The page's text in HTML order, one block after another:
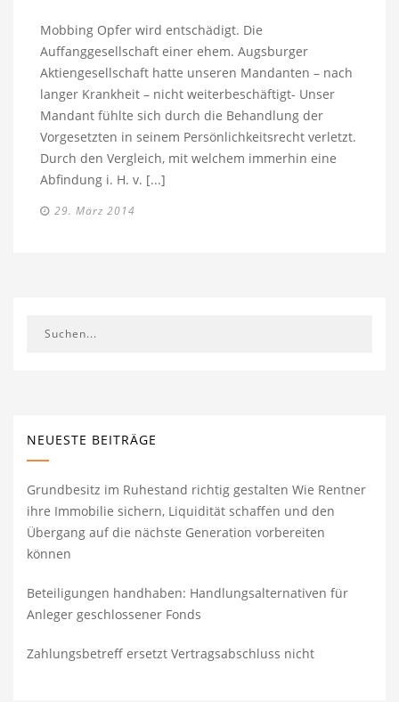
Mobbing Opfer wird entschädigt. Die
Auffanggesellschaft einer ehem. Augsburger
Aktiengesellschaft hatte unseren Mandanten – nach
langer Krankheit – nicht weiterbeschäftigt- Unser
Mandant fühlte sich durch die Behandlung der
Vorgesetzten in seinem Persönlichkeitsrecht verletzt.
Durch den Vergleich, mit welchem immerhin eine
Abfindung i. H. v. [...]
29. März 2014
NEUESTE BEITRÄGE
Grundbesitz im Ruhestand richtig gestalten Wie Rentner
ihre Immobilie sichern, Liquidität schaffen und den
Übergang auf die nächste Generation vorbereiten
können
Beteiligungen handhaben: Handlungsalternativen für
Anleger geschlossener Fonds
Zahlungsbetreff ersetzt Vertragsabschluss nicht